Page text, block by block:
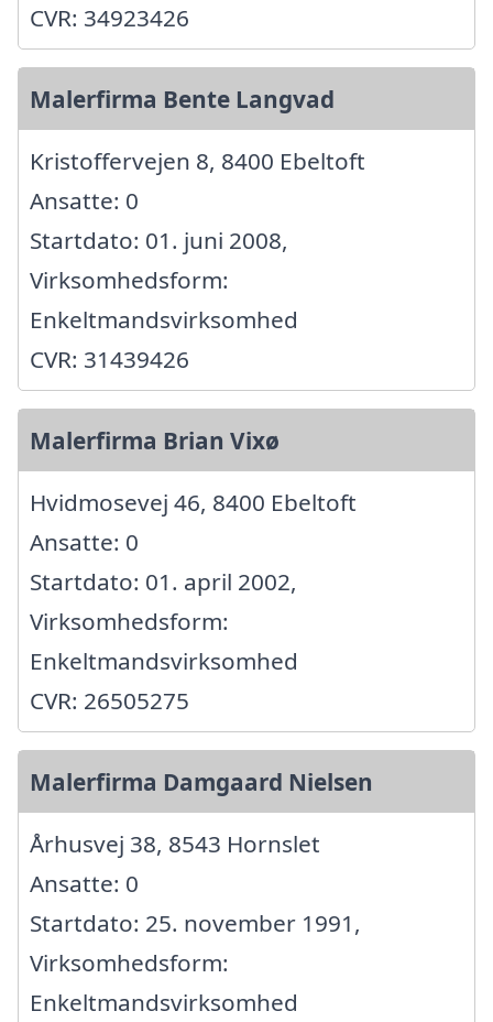
CVR: 34923426
Malerfirma Bente Langvad
Kristoffervejen 8, 8400 Ebeltoft
Ansatte: 0
Startdato: 01. juni 2008,
Virksomhedsform:
Enkeltmandsvirksomhed
CVR: 31439426
Malerfirma Brian Vixø
Hvidmosevej 46, 8400 Ebeltoft
Ansatte: 0
Startdato: 01. april 2002,
Virksomhedsform:
Enkeltmandsvirksomhed
CVR: 26505275
Malerfirma Damgaard Nielsen
Århusvej 38, 8543 Hornslet
Ansatte: 0
Startdato: 25. november 1991,
Virksomhedsform:
Enkeltmandsvirksomhed